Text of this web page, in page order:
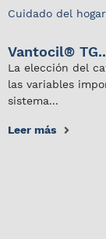
Cuidado del hogar
Vantocil®
La elección del
las variables
sistema...
Leer más